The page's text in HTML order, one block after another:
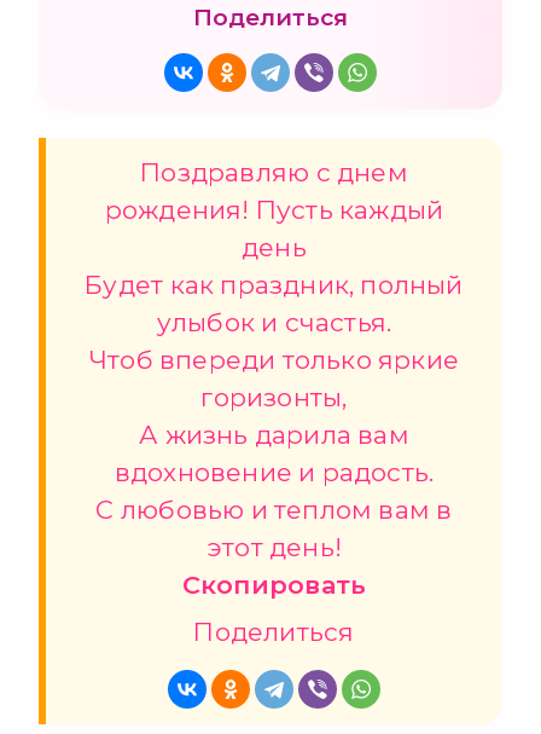
Поделиться
Поздравляю с днем
рождения! Пусть каждый
день
Будет как праздник, полный
улыбок и счастья.
Чтоб впереди только яркие
горизонты,
А жизнь дарила вам
вдохновение и радость.
С любовью и теплом вам в
этот день!
Скопировать
Поделиться